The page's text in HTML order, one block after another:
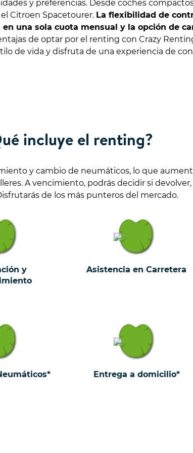
y preferencias. Desde coches
Citroen Spacetourer. La flexibilidad de
una sola cuota mensual y la opción de
de optar por el renting con Crazy
de vida y disfruta de una experiencia de
incluye el renting?
y cambio de neumáticos, lo que
A vencimiento, podrás decidir si
de los más punteros del mercado.
y
Asistencia en Carretera
Entrega a domicilio*